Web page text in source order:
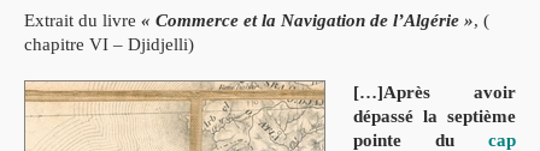
Extrait du livre « Commerce et la Navigation de l’Algérie », (
chapitre VI – Djidjelli)
[…]Après avoir
dépassé la septième
pointe du cap